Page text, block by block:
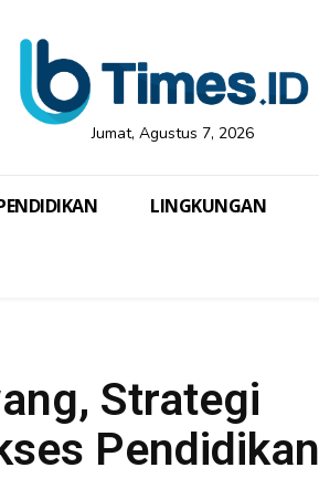
Jumat, Agustus 7, 2026
LINGKUNGAN
Strategi
Pendidikan